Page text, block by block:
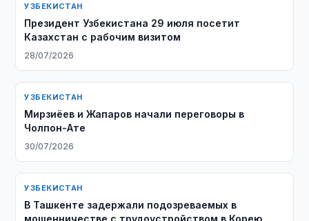
УЗБЕКИСТАН
Президент Узбекистана 29 июля посетит
Казахстан с рабочим визитом
28/07/2026
УЗБЕКИСТАН
Мирзиёев и Жапаров начали переговоры в
Чолпон-Ате
30/07/2026
УЗБЕКИСТАН
В Ташкенте задержали подозреваемых в
мошенничестве с трудоустройством в Корею